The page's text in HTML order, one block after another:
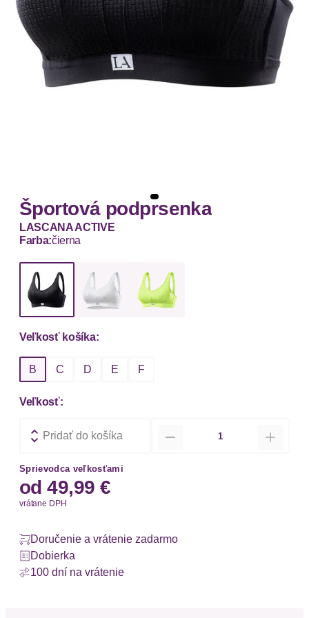
Športová podprsenka
LASCANA ACTIVE
Farba:čierna
Veľkosť košíka:
B C D E F
Veľkosť:
Pridať do košíka
Sprievodca veľkosťami
od 49,99 €
vrátane DPH
Doručenie a vrátenie zadarmo
Dobierka
100 dní na vrátenie